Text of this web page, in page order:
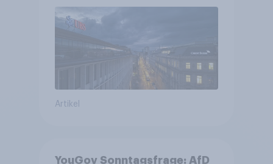
von Grossbanken steht
Artikel
YouGov Sonntagsfrage: AfD